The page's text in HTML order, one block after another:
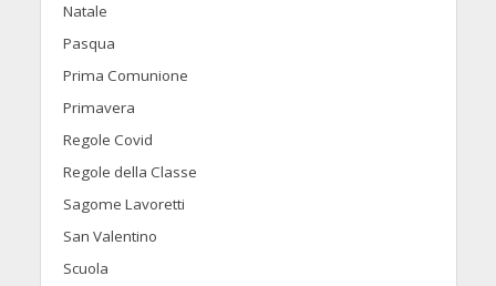
Natale
Pasqua
Prima Comunione
Primavera
Regole Covid
Regole della Classe
Sagome Lavoretti
San Valentino
Scuola